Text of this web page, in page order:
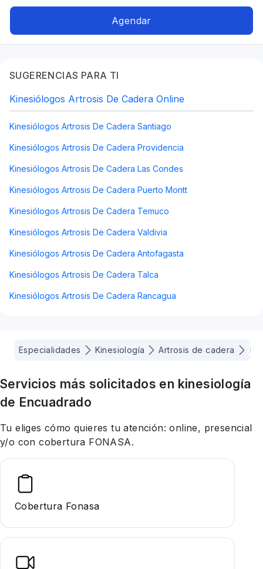
Ligamento cruzado anterior, Hombro
Agendar
SUGERENCIAS PARA TI
Kinesiólogos Artrosis De Cadera Online
Kinesiólogos Artrosis De Cadera Santiago
Kinesiólogos Artrosis De Cadera Providencia
Kinesiólogos Artrosis De Cadera Las Condes
Kinesiólogos Artrosis De Cadera Puerto Montt
Kinesiólogos Artrosis De Cadera Temuco
Kinesiólogos Artrosis De Cadera Valdivia
Kinesiólogos Artrosis De Cadera Antofagasta
Kinesiólogos Artrosis De Cadera Talca
Kinesiólogos Artrosis De Cadera Rancagua
Especialidades Kinesiología Artrosis de cadera
Servicios más solicitados en kinesiología
de Encuadrado
Tu eliges cómo quieres tu atención: online, presencial
y/o con cobertura FONASA.
Cobertura Fonasa